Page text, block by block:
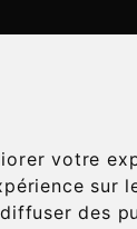
votre
sur
des